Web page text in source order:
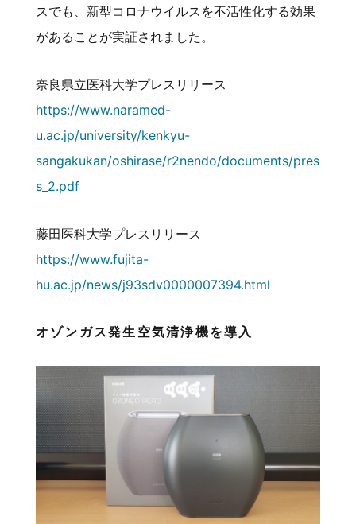
スでも、新型コロナウイルスを不活性化する効果
があることが実証されました。
奈良県立医科大学プレスリリース
https://www.naramed-
u.ac.jp/university/kenkyu-
sangakukan/oshirase/r2nendo/documents/pres
s_2.pdf
藤田医科大学プレスリリース
https://www.fujita-
hu.ac.jp/news/j93sdv0000007394.html
オゾンガス発生空気清浄機を導入